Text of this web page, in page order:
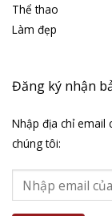
Thể thao
Làm đẹp
Đăng ký nhận
Nhập địa chỉ email
chúng tôi: